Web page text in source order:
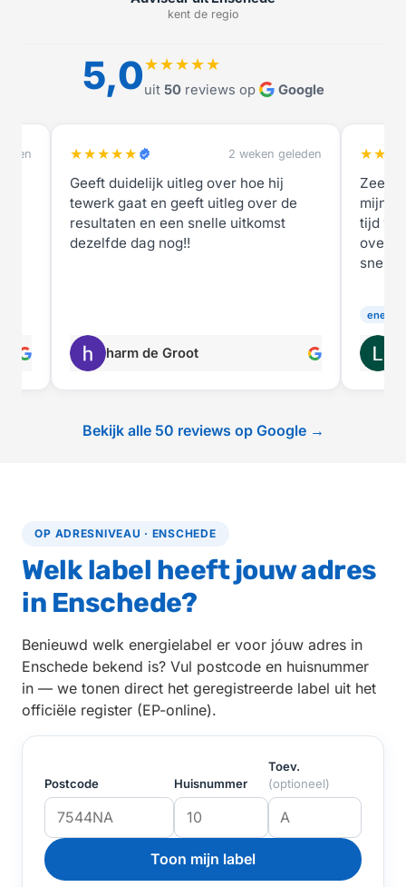
kent de regio
5,0★★★★★
uit 50reviews op Google
★★★★★ 4 weken geleden
Zeer tevreden over de wijze waarop
mijn nieuwe energielabel in zo'n korte
tijd werd vastgesteld: deskundig, goed
overleg wanneer dat nodig was en
Leo Haring
snelle
Bekijk alle 50 reviews op Google →
OP ADRESNIVEAU · ENSCHEDE
Welk label heeft jouw adres
in Enschede?
Benieuwd welk energielabel er voor jóuw adres in
Enschede bekend is? Vul postcode en huisnummer
in — we tonen direct het geregistreerde label uit het
officiële register (EP-online).
Postcode Huisnummer
Toev.
(optioneel)
Toon mijn label